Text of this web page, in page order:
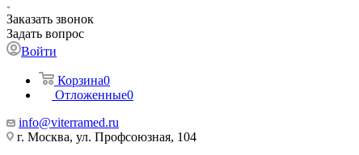
Заказать звонок
Задать вопрос
Войти
Корзина0
Отложенные0
info@viterramed.ru
г. Москва, ул. Профсоюзная, 104